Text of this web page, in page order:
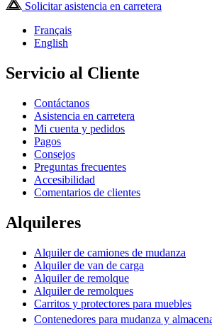
Solicitar asistencia en carretera
Français
English
Servicio al Cliente
Contáctanos
Asistencia en carretera
Mi cuenta y pedidos
Pagos
Consejos
Preguntas frecuentes
Accesibilidad
Comentarios de clientes
Alquileres
Alquiler de camiones de mudanza
Alquiler de van de carga
Alquiler de remolque
Alquiler de remolques
Carritos y protectores para muebles
Contenedores para mudanza y